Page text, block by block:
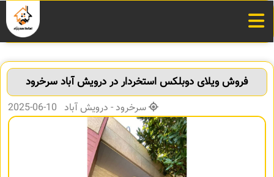
فروش ویلای دوبلکس استخردار در درويش آباد سرخرود
سرخرود - درویش آباد 10-06-2025